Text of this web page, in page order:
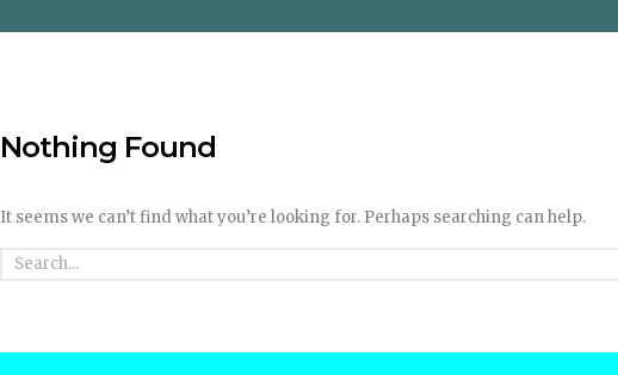
Nothing Found
It seems we can’t find what you’re looking for. Perhaps searching can help.